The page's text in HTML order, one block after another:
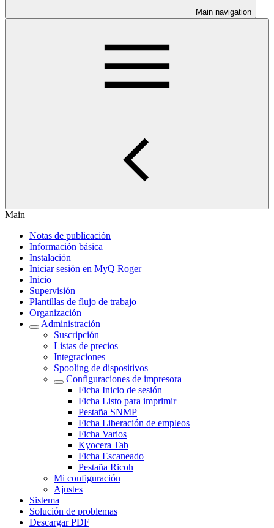
Main navigation
Main
Notas de publicación
Información básica
Instalación
Iniciar sesión en MyQ Roger
Inicio
Supervisión
Plantillas de flujo de trabajo
Organización
Administración
Suscripción
Listas de precios
Integraciones
Spooling de dispositivos
Configuraciones de impresora
Ficha Inicio de sesión
Ficha Listo para imprimir
Pestaña SNMP
Ficha Liberación de empleos
Ficha Varios
Kyocera Tab
Ficha Escaneado
Pestaña Ricoh
Mi configuración
Ajustes
Sistema
Solución de problemas
Descargar PDF